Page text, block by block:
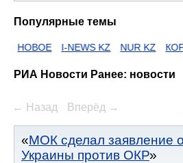
Популярные темы
I-NEWS KZ NUR KZ
РИА Новости Ранее: новости
← Назад Вперёд →
МОК сделал заявление
Украины против ОКР